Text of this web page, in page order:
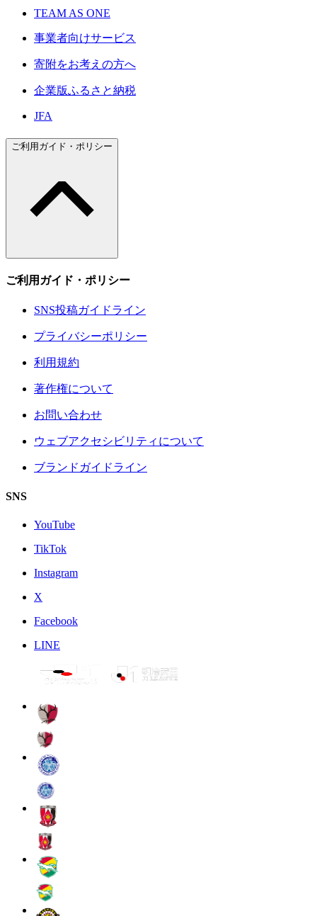
TEAM AS ONE
事業者向けサービス
寄附をお考えの方へ
企業版ふるさと納税
JFA
ご利用ガイド・ポリシー
ご利用ガイド・ポリシー
SNS投稿ガイドライン
プライバシーポリシー
利用規約
著作権について
お問い合わせ
ウェブアクセシビリティについて
ブランドガイドライン
SNS
YouTube
TikTok
Instagram
X
Facebook
LINE